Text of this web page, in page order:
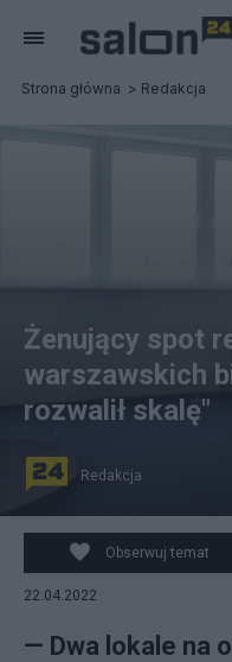
Strona główna Redakcja
źródło: YouTube
Żenujący spot
warszawskich
rozwalił skalę"
Redakcja
Obserwuj temat
22.04.2022
— Dwa lokale na